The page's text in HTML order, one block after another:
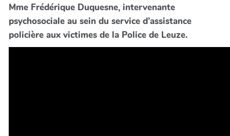
Mme Frédérique Duquesne, intervenante
psychosociale au sein du service d’assistance
policière aux victimes de la Police de Leuze.